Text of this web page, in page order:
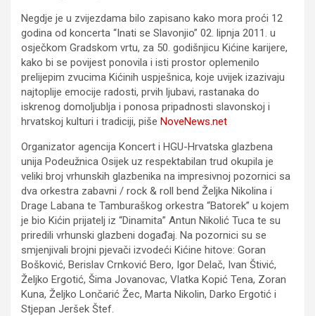
Negdje je u zvijezdama bilo zapisano kako mora proći 12
godina od koncerta “Inati se Slavonjio” 02. lipnja 2011. u
osječkom Gradskom vrtu, za 50. godišnjicu Kićine karijere,
kako bi se povijest ponovila i isti prostor oplemenilo
prelijepim zvucima Kićinih uspješnica, koje uvijek izazivaju
najtoplije emocije radosti, prvih ljubavi, rastanaka do
iskrenog domoljublja i ponosa pripadnosti slavonskoj i
hrvatskoj kulturi i tradiciji, piše NoveNews.net
Organizator agencija Koncert i HGU-Hrvatska glazbena
unija Podeužnica Osijek uz respektabilan trud okupila je
veliki broj vrhunskih glazbenika na impresivnoj pozornici sa
dva orkestra zabavni / rock & roll bend Željka Nikolina i
Drage Labana te Tamburaškog orkestra “Batorek” u kojem
je bio Kićin prijatelj iz “Dinamita” Antun Nikolić Tuca te su
priredili vrhunski glazbeni događaj. Na pozornici su se
smjenjivali brojni pjevači izvodeći Kićine hitove: Goran
Bošković, Berislav Crnković Bero, Igor Delač, Ivan Štivić,
Željko Ergotić, Šima Jovanovac, Vlatka Kopić Tena, Zoran
Kuna, Željko Lončarić Žec, Marta Nikolin, Darko Ergotić i
Stjepan Jeršek Štef.